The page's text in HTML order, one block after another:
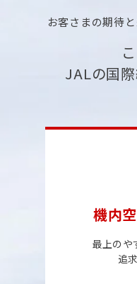
お客さまの期待
JALの国際
機内
最上のや
追